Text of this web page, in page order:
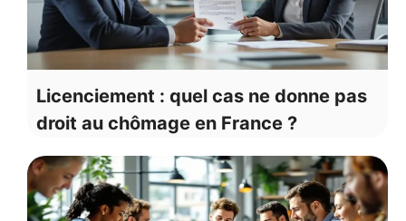
Licenciement : quel cas ne donne pas
droit au chômage en France ?